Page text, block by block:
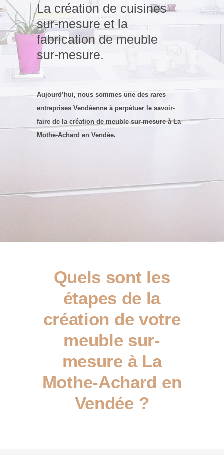
La création de cuisines
sur-mesure et la
fabrication de meuble
sur-mesure.
Aujourd’hui, nous sommes une des rares
entreprises Vendéenne à perpétuer le savoir-
faire de la création de meuble sur-mesure à La
Mothe-Achard en Vendée.
Quels sont les
étapes de la
création de votre
meuble sur-
mesure à La
Mothe-Achard en
Vendée ?